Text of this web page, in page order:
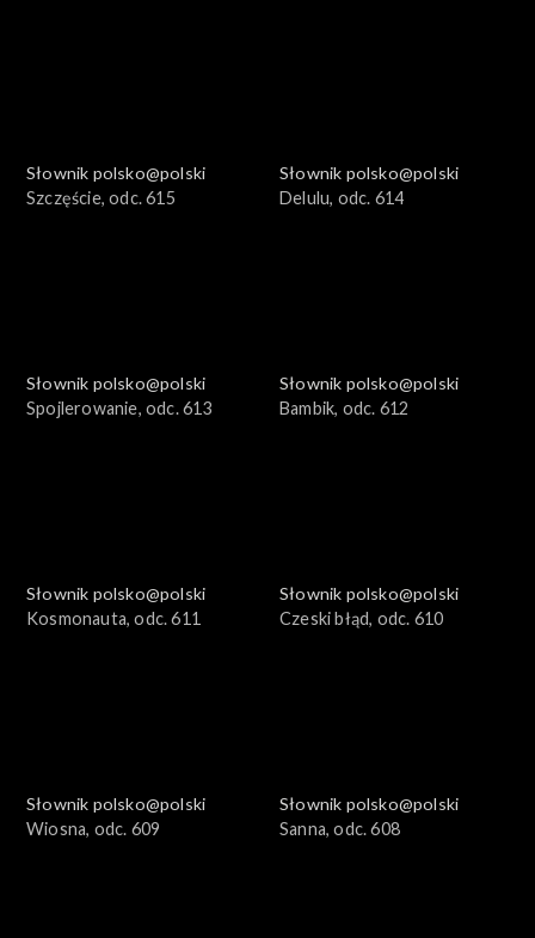
Słownik polsko@polski
Szczęście, odc. 615
Słownik polsko@polski
Delulu, odc. 614
Słownik polsko@polski
Spojlerowanie, odc. 613
Słownik polsko@polski
Bambik, odc. 612
Słownik polsko@polski
Kosmonauta, odc. 611
Słownik polsko@polski
Czeski błąd, odc. 610
Słownik polsko@polski
Wiosna, odc. 609
Słownik polsko@polski
Sanna, odc. 608